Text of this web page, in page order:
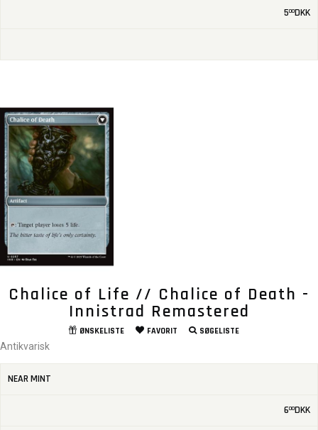
500DKK
Chalice of Life // Chalice of Death -
Innistrad Remastered
ØNSKELISTE FAVORIT SØGELISTE
Antikvarisk
NEAR MINT
600DKK